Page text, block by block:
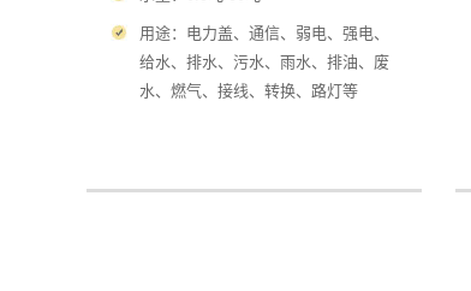
用途：电力盖、通信、弱电、强电、
给水、排水、污水、雨水、排油、废
水、燃气、接线、转换、路灯等